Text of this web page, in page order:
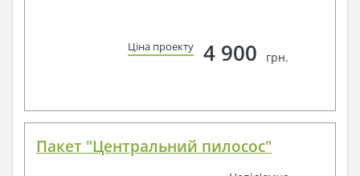
Ціна проекту 4 900 грн.
Пакет "Центральний пилосос"